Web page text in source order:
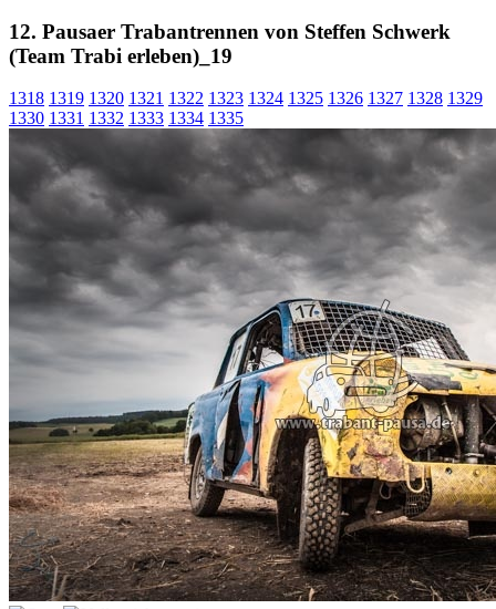
12. Pausaer Trabantrennen von Steffen Schwerk
(Team Trabi erleben)_19
1318 1319 1320 1321 1322 1323 1324 1325 1326 1327 1328 1329
1330 1331 1332 1333 1334 1335